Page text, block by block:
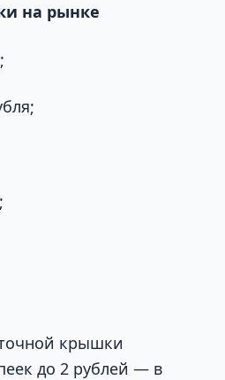
на рынке
крышки
до 2 рублей — в